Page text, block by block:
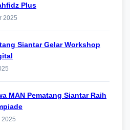
Plus
2025
Siantar Gelar Workshop
MAN Pematang Siantar Raih
2025